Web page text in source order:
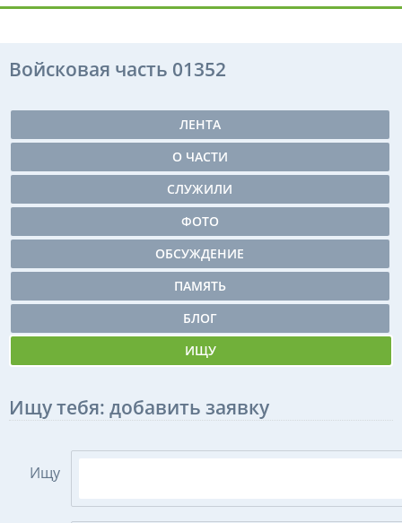
Войсковая часть 01352
ЛЕНТА
О ЧАСТИ
СЛУЖИЛИ
ФОТО
ОБСУЖДЕНИЕ
ПАМЯТЬ
БЛОГ
ИЩУ
Ищу тебя: добавить заявку
Ищу